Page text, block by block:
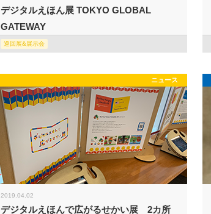
デジタルえほん展 TOKYO GLOBAL
GATEWAY
巡回展&展示会
ニュース
2019.04.02
デジタルえほんで広がるせかい展 2カ所